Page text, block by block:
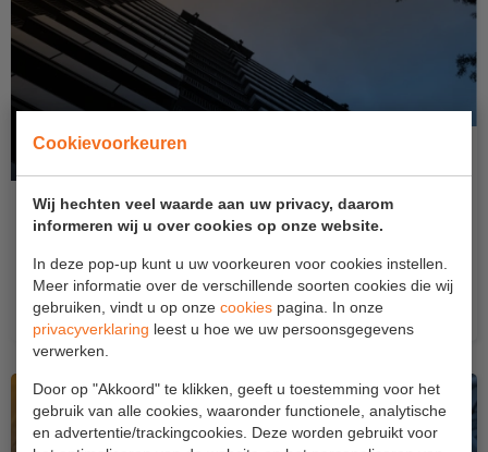
Cookievoorkeuren
Wij hechten veel waarde aan uw privacy, daarom
informeren wij u over cookies op onze website.
In deze pop-up kunt u uw voorkeuren voor cookies instellen.
Meer informatie over de verschillende soorten cookies die wij
gebruiken, vindt u op onze cookies pagina. In onze
privacyverklaring leest u hoe we uw persoonsgegevens
verwerken.
Door op "Akkoord" te klikken, geeft u toestemming voor het
gebruik van alle cookies, waaronder functionele, analytische
en advertentie/trackingcookies. Deze worden gebruikt voor
OVERSTAPPEN VAN EEN HANGBRUG NAAR
In samenspraak met een aantal toezichthoudende
instanties heeft de...